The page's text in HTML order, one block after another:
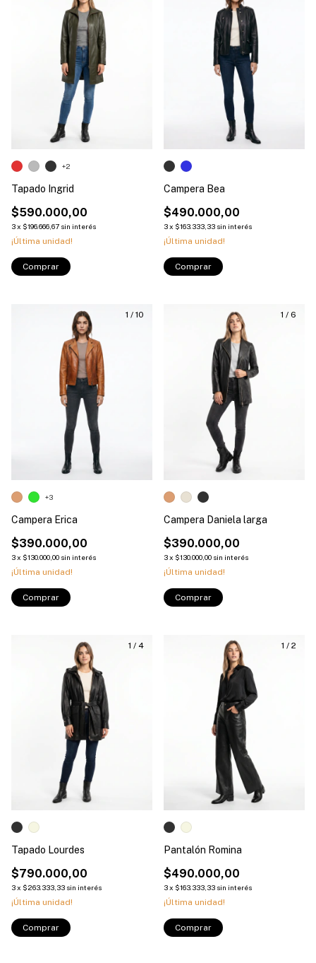
Tapado Ingrid
$590.000,00
3x $196.666,67 sin interés
¡Última unidad!
+2
Comprar
Campera Bea
$490.000,00
3x $163.333,33 sin interés
¡Última unidad!
Comprar
1 / 10
Campera Erica
$390.000,00
3x $130.000,00 sin interés
¡Última unidad!
+3
Comprar
1 / 6
Campera Daniela larga
$390.000,00
3x $130.000,00 sin interés
¡Última unidad!
Comprar
1 / 4
Tapado Lourdes
$790.000,00
3x $263.333,33 sin interés
¡Última unidad!
Comprar
1 / 2
Pantalón Romina
$490.000,00
3x $163.333,33 sin interés
¡Última unidad!
Comprar